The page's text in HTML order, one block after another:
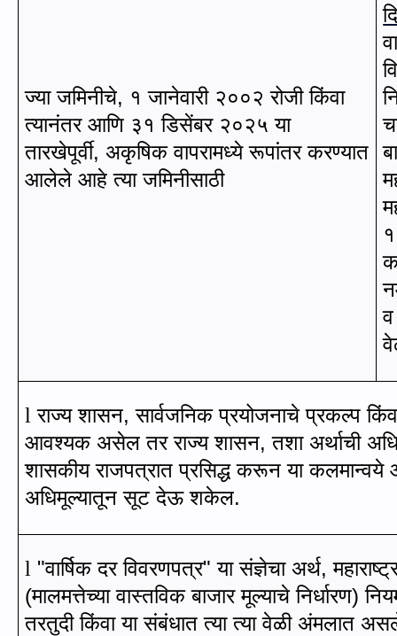
ज्या जमिनीचे, १ जानेवारी २००२ रोजी किंवा
त्यानंतर आणि ३१ डिसेंबर २०२५ या
तारखेपूर्वी,अकृषिक वापरामध्ये रूपांतर करण्यात
आलेले आहे त्या जमिनीसाठी
l राज्य शासन,सार्वजनिक प्रयोजनाचे प्रकल्प
आवश्यक असेल तर राज्य शासन, तशा अर्थाची
शासकीय राजपत्रात प्रसिद्ध करून या कलमान्वये
अधिमूल्यातून सूट देऊ शकेल.
l "वार्षिक दर विवरणपत्र"या संज्ञेचा अर्थ,
(मालमत्तेच्या वास्तविक बाजार मूल्याचे निर्धारण)
तरतुदी किंवा या संबंधात त्या त्या वेळी अंमलात